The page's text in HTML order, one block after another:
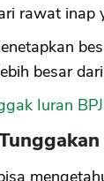
rawat
besar
Iuran